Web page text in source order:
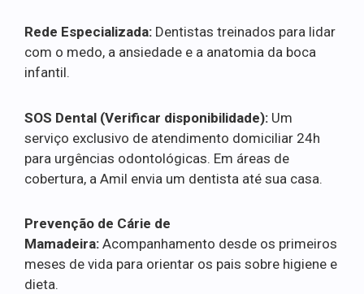
Rede Especializada: Dentistas treinados para lidar
com o medo, a ansiedade e a anatomia da boca
infantil.
SOS Dental (Verificar disponibilidade): Um
serviço exclusivo de atendimento domiciliar 24h
para urgências odontológicas. Em áreas de
cobertura, a Amil envia um dentista até sua casa.
Prevenção de Cárie de
Mamadeira: Acompanhamento desde os primeiros
meses de vida para orientar os pais sobre higiene e
dieta.